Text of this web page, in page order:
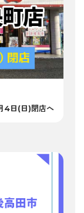
4日(日)閉店へ